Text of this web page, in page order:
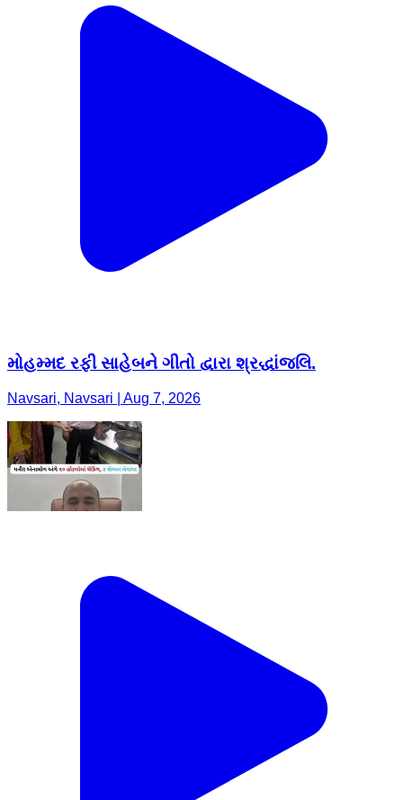
મોહમ્મદ રફી સાહેબને ગીતો દ્વારા શ્રદ્ધાંજલિ.
Navsari, Navsari | Aug 7, 2026